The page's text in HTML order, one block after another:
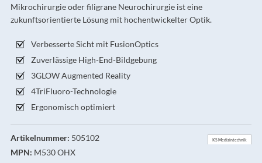
Mikrochirurgie oder filigrane Neurochirurgie ist eine
zukunftsorientierte Lösung mit hochentwickelter Optik.
Verbesserte Sicht mit FusionOptics
Zuverlässige High-End-Bildgebung
3GLOW Augmented Reality
4TriFluoro-Technologie
Ergonomisch optimiert
Artikelnummer: 505102
MPN: M530 OHX
KS Medizintechnik